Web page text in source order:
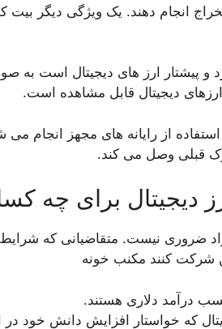
انجام دهند. یک ویژگی دیگر بیت
و پیشتار ارز های دیجیتال است به
دیجیتال قابل مشاهده است.
استفاده از رایانه های مجهز انجام
قبلی وصل می کند.
دیجیتال برای چه
ضروری نیست. متقاضیانی که شرایط
شرکت کنند مکنب خونه
درآمد دلاری هستند.
که خواستار افزایش دانش خود در